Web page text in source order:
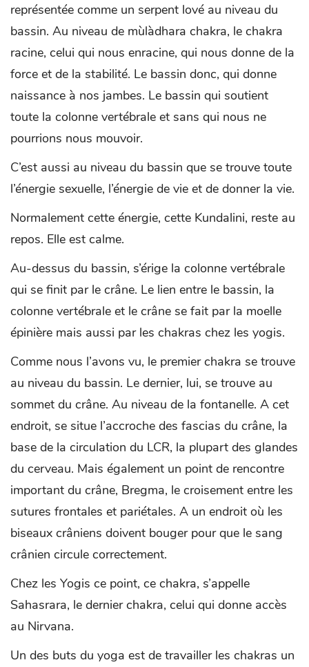
représentée comme un serpent lové au niveau du
bassin. Au niveau de mùlàdhara chakra, le chakra
racine, celui qui nous enracine, qui nous donne de la
force et de la stabilité. Le bassin donc, qui donne
naissance à nos jambes. Le bassin qui soutient
toute la colonne vertébrale et sans qui nous ne
pourrions nous mouvoir.
C’est aussi au niveau du bassin que se trouve toute
l’énergie sexuelle, l’énergie de vie et de donner la vie.
Normalement cette énergie, cette Kundalini, reste au
repos. Elle est calme.
Au-dessus du bassin, s’érige la colonne vertébrale
qui se finit par le crâne. Le lien entre le bassin, la
colonne vertébrale et le crâne se fait par la moelle
épinière mais aussi par les chakras chez les yogis.
Comme nous l’avons vu, le premier chakra se trouve
au niveau du bassin. Le dernier, lui, se trouve au
sommet du crâne. Au niveau de la fontanelle. A cet
endroit, se situe l’accroche des fascias du crâne, la
base de la circulation du LCR, la plupart des glandes
du cerveau. Mais également un point de rencontre
important du crâne, Bregma, le croisement entre les
sutures frontales et pariétales. A un endroit où les
biseaux crâniens doivent bouger pour que le sang
crânien circule correctement.
Chez les Yogis ce point, ce chakra, s’appelle
Sahasrara, le dernier chakra, celui qui donne accès
au Nirvana.
Un des buts du yoga est de travailler les chakras un